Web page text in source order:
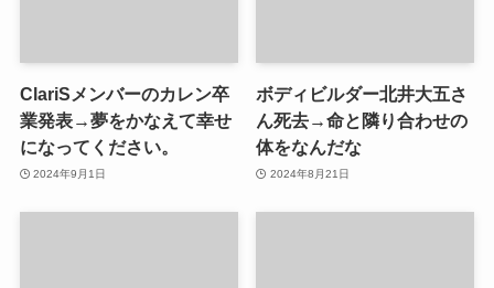
ClariSメンバーのカレン卒
業発表→夢をかなえて幸せ
になってください。
2024年9月1日
ボディビルダー北井大五さ
ん死去→命と隣り合わせの
体をなんだな
2024年8月21日